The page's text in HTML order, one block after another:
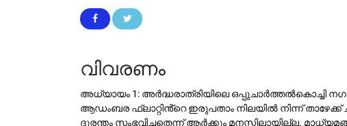
വിവരണം
​അധ്യായം 1: അർദ്ധരാത്രിയിലെ ഒപ്പുചാർത്തൽ​കൊച്ചി
ആഡംബര ഫ്ലാറ്റിൻ്റെ ഇരുപതാം നിലയിൽ നിന്ന്
ദുരന്തം സംഭവിച്ചതെന്ന് ആർക്കും മനസ്സിലായില്ല.